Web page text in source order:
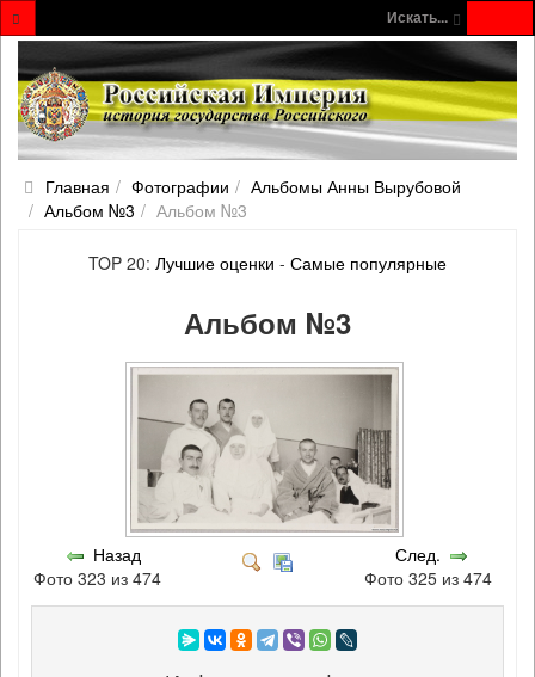
Искать...
Главная Фотографии
Альбомы Анны Вырубовой
Альбом №3
Альбом №3
TOP 20: Лучшие оценки - Самые популярные
Альбом №3
Назад
Фото 323 из 474
След.
Фото 325 из 474